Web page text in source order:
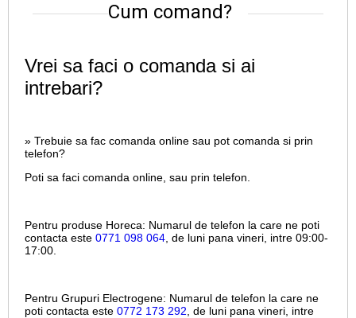
Cum comand?
Vrei sa faci o comanda si ai
intrebari?
» Trebuie sa fac comanda online sau pot comanda si prin
telefon?
Poti sa faci comanda online, sau prin telefon.
Pentru produse Horeca: Numarul de telefon la care ne poti
contacta este 0771 098 064, de luni pana vineri, intre 09:00-
17:00.
Pentru Grupuri Electrogene: Numarul de telefon la care ne
poti contacta este 0772 173 292, de luni pana vineri, intre